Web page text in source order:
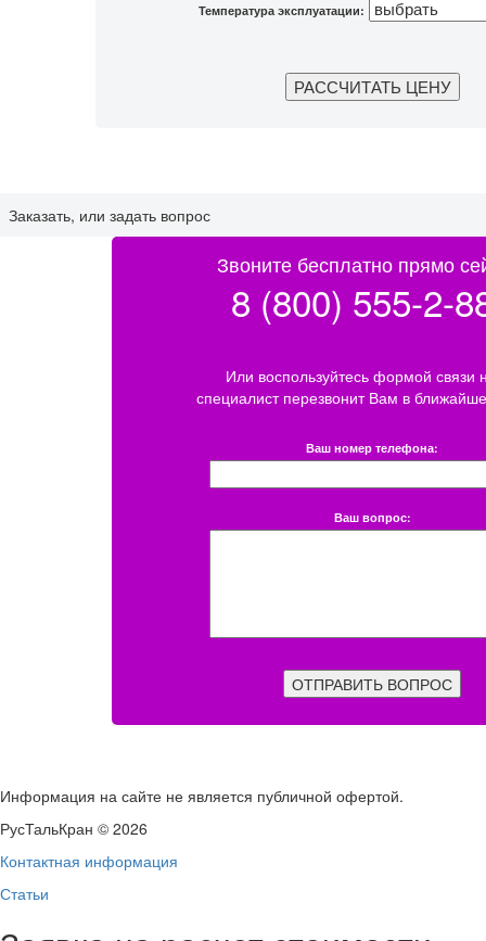
Температура эксплуатации:
Заказать, или задать вопрос
Звоните бесплатно прямо
8 (800) 555-2-
Или воспользуйтесь формой связи
специалист перезвонит Вам в
Ваш номер телефона:
Ваш вопрос:
ОТПРАВИТЬ ВОПРОС
Информация на сайте не является публичной офертой.
РусТальКран © 2026
Контактная информация
Статьи